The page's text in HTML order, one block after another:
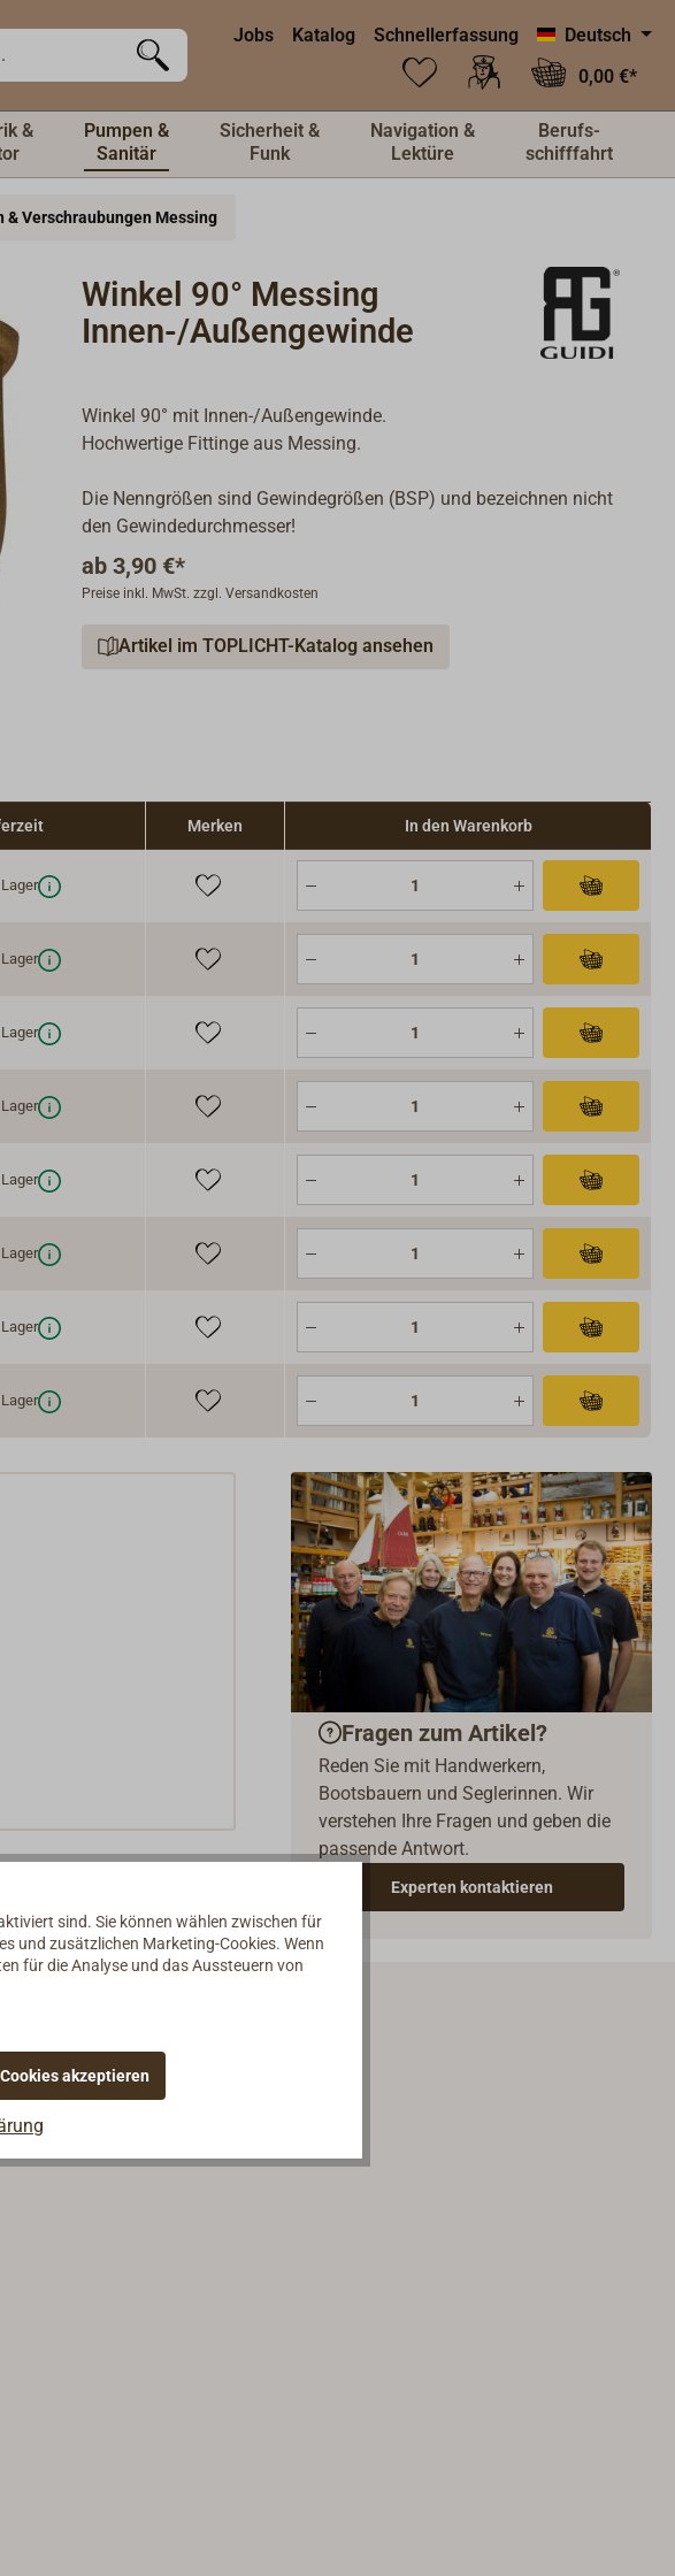
Jobs Katalog Schnellerfassung
Deutsch
0,00 €*
&
Pumpen &
Sanitär
Sicherheit &
Funk
Navigation &
Lektüre
Berufs-
schifffahrt
& Verschraubungen Messing
Winkel 90° Messing
Innen-/Außengewinde
Winkel 90° mit Innen-/Außengewinde.
Hochwertige Fittinge aus Messing.
Die Nenngrößen sind Gewindegrößen (BSP) und bezeichnen nicht
den Gewindedurchmesser!
ab 3,90 €*
Preise inkl. MwSt. zzgl. Versandkosten
Artikel im TOPLICHT-Katalog ansehen
Merken In den Warenkorb
Fragen zum Artikel?
Reden Sie mit Handwerkern,
Bootsbauern und Seglerinnen. Wir
verstehen Ihre Fragen und geben die
passende Antwort.
Experten kontaktieren
sind. Sie können wählen zwischen für
und zusätzlichen Marketing-Cookies. Wenn
für die Analyse und das Aussteuern von
akzeptieren